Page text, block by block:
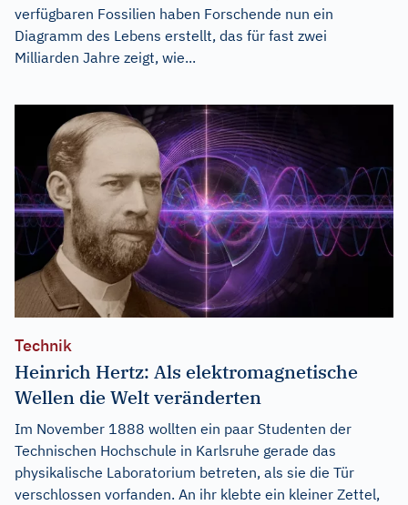
verfügbaren Fossilien haben Forschende nun ein
Diagramm des Lebens erstellt, das für fast zwei
Milliarden Jahre zeigt, wie...
Technik
Heinrich Hertz: Als elektromagnetische
Wellen die Welt veränderten
Im November 1888 wollten ein paar Studenten der
Technischen Hochschule in Karlsruhe gerade das
physikalische Laboratorium betreten, als sie die Tür
verschlossen vorfanden. An ihr klebte ein kleiner Zettel,